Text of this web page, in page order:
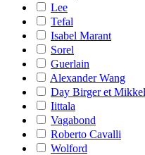
Lee
Tefal
Isabel Marant
Sorel
Guerlain
Alexander Wang
Day Birger et
Iittala
Vagabond
Roberto Cavalli
Wolford